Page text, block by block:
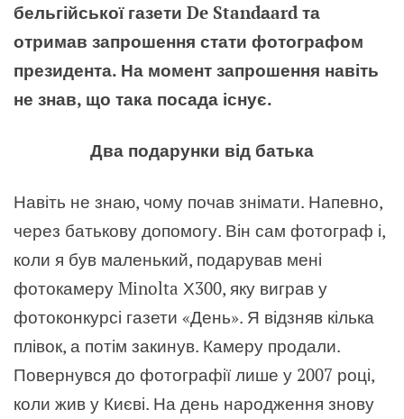
бельгійської газети De Standаard та
отримав запрошення стати фотографом
президента. На момент запрошення навіть
не знав, що така посада існує.
Два подарунки від батька
Навіть не знаю, чому почав знімати. Напевно,
через батькову допомогу. Він сам фотограф і,
коли я був маленький, подарував мені
фотокамеру Minolta Х300, яку виграв у
фотоконкурсі газети «День». Я відзняв кілька
плівок, а потім закинув. Камеру продали.
Повернувся до фотографії лише у 2007 році,
коли жив у Києві. На день народження знову